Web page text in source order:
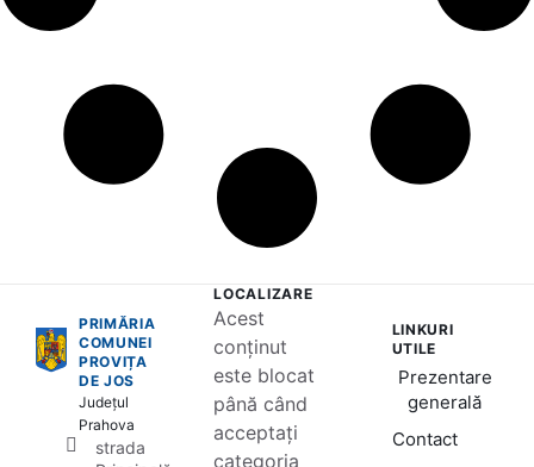
PRIMĂRIA
COMUNEI
PROVIȚA
DE JOS
Județul
Prahova
strada
LOCALIZARE
Acest
conținut
este blocat
până când
acceptați
categoria
LINKURI
UTILE
Prezentare
generală
Contact